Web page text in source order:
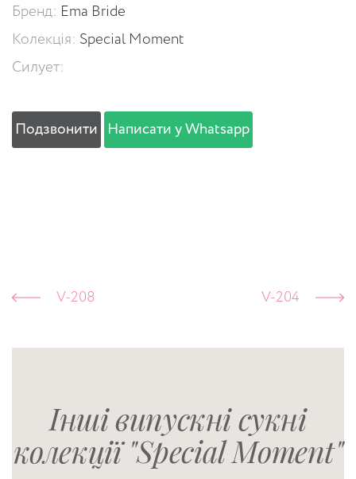
Бренд: Ema Bride
Колекція: Special Moment
Силует:
Подзвонити Написати у Whatsapp
V-208 V-204
Інші випускні сукні
колекції "Special Moment"